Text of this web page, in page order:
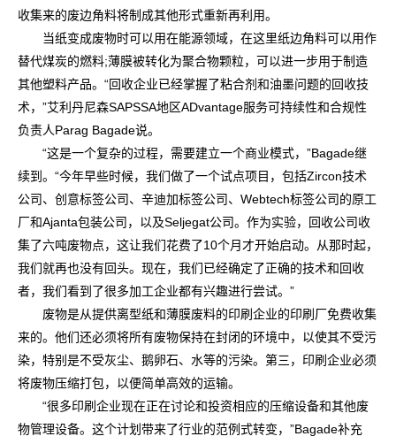
收集来的废边角料将制成其他形式重新再利用。
当纸变成废物时可以用在能源领域，在这里纸边角料可以用作
替代煤炭的燃料;薄膜被转化为聚合物颗粒，可以进一步用于制造
其他塑料产品。“回收企业已经掌握了粘合剂和油墨问题的回收技
术，”艾利丹尼森SAPSSA地区ADvantage服务可持续性和合规性
负责人Parag Bagade说。
“这是一个复杂的过程，需要建立一个商业模式，”Bagade继
续到。“今年早些时候，我们做了一个试点项目，包括Zircon技术
公司、创意标签公司、辛迪加标签公司、Webtech标签公司的原工
厂和Ajanta包装公司，以及Seljegat公司。作为实验，回收公司收
集了六吨废物点，这让我们花费了10个月才开始启动。从那时起，
我们就再也没有回头。现在，我们已经确定了正确的技术和回收
者，我们看到了很多加工企业都有兴趣进行尝试。”
废物是从提供离型纸和薄膜废料的印刷企业的印刷厂免费收集
来的。他们还必须将所有废物保持在封闭的环境中，以使其不受污
染，特别是不受灰尘、鹅卵石、水等的污染。第三，印刷企业必须
将废物压缩打包，以便简单高效的运输。
“很多印刷企业现在正在讨论和投资相应的压缩设备和其他废
物管理设备。这个计划带来了行业的范例式转变，”Bagade补充